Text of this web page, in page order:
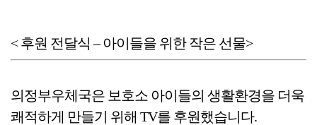
< 후원 전달식 – 아이들을 위한 작은 선물>
의정부우체국은 보호소 아이들의 생활환경을 더욱
쾌적하게 만들기 위해 TV를 후원했습니다.